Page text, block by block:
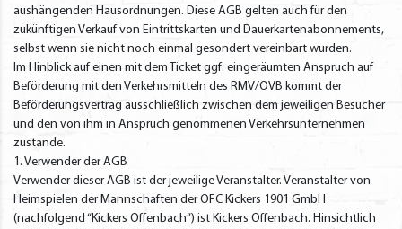
aushängenden Hausordnungen. Diese AGB gelten auch für den
zukünftigen Verkauf von Eintrittskarten und Dauerkartenabonnements,
selbst wenn sie nicht noch einmal gesondert vereinbart wurden.
Im Hinblick auf einen mit dem Ticket ggf. eingeräumten Anspruch auf
Beförderung mit den Verkehrsmitteln des RMV/OVB kommt der
Beförderungsvertrag ausschließlich zwischen dem jeweiligen Besucher
und den von ihm in Anspruch genommenen Verkehrsunternehmen
zustande.
1. Verwender der AGB
Verwender dieser AGB ist der jeweilige Veranstalter. Veranstalter von
Heimspielen der Mannschaften der OFC Kickers 1901 GmbH
(nachfolgend “Kickers Offenbach”) ist Kickers Offenbach. Hinsichtlich